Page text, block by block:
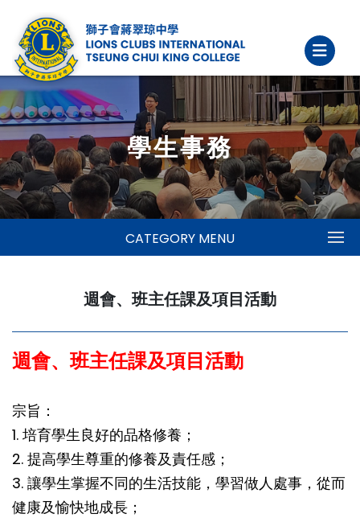
學生事務
CATEGORY MENU
週會、班主任課及項目活動
週會、班主任課及項目活動
宗旨：
1. 培育學生良好的品格修養；
2. 提高學生尊重的修養及責任感；
3. 讓學生掌握不同的生活技能，學習做人處事，從而
健康及愉快地成長；